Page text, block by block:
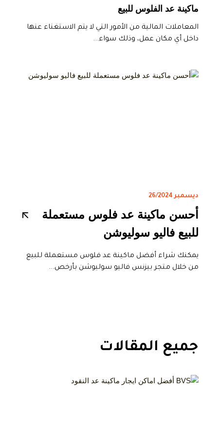
ماكينة عد الفلوس للبيع
المعاملات المالية من الأمور التي لا يتم الاستغناء عنها
داخل أي مكان عمل، وذلك سواء...
ديسمبر 26/2024
أحسن ماكينة عد فلوس مستعملة
للبيع فاليو سوليوشن
يمكنك شراء أفضل ماكينة عد فلوس مستعملة للبيع
من خلال متجر بيزنس فاليو سوليوشن بأرخص...
جميع المقالات